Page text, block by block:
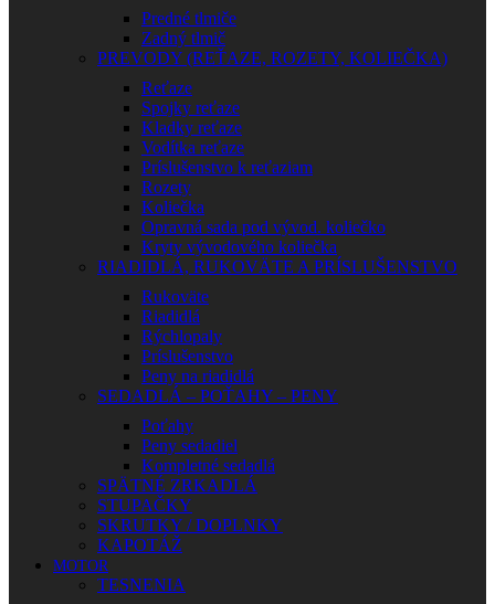
Predné tlmiče
Zadný tlmič
PREVODY (REŤAZE, ROZETY, KOLIEČKA)
Reťaze
Spojky reťaze
Kladky reťaze
Vodítka reťaze
Príslušenstvo k reťaziam
Rozety
Koliečka
Opravná sada pod vývod. koliečko
Kryty vývodového koliečka
RIADIDLÁ, RUKOVÄTE A PRÍSLUŠENSTVO
Rukoväte
Riadidlá
Rýchlopaly
Príslušenstvo
Peny na riadidlá
SEDADLÁ – POŤAHY – PENY
Poťahy
Peny sedadiel
Kompletné sedadlá
SPÄTNÉ ZRKADLÁ
STUPAČKY
SKRUTKY / DOPLNKY
KAPOTÁŽ
MOTOR
TESNENIA